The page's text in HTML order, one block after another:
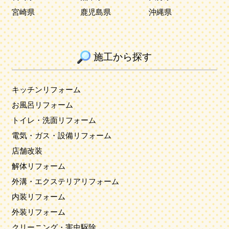
宮崎県
鹿児島県 沖縄県
施工から探す
キッチンリフォーム
お風呂リフォーム
トイレ・洗面リフォーム
電気・ガス・設備リフォーム
店舗改装
解体リフォーム
外溝・エクステリアリフォーム
内装リフォーム
外装リフォーム